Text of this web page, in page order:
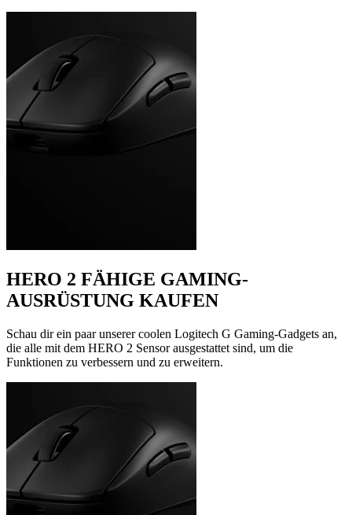
HERO 2 FÄHIGE GAMING-
AUSRÜSTUNG KAUFEN
Schau dir ein paar unserer coolen Logitech G Gaming-Gadgets an,
die alle mit dem HERO 2 Sensor ausgestattet sind, um die
Funktionen zu verbessern und zu erweitern.